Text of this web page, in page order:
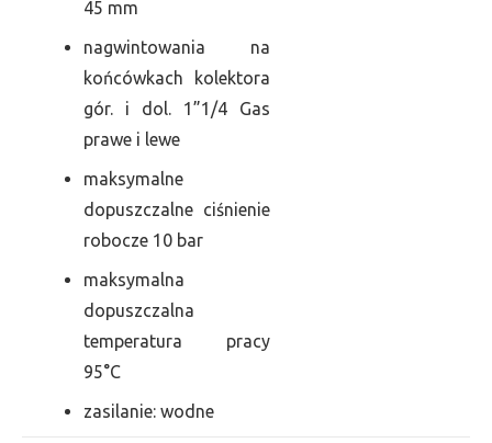
45 mm
nagwintowania na
końcówkach kolektora
gór. i dol. 1”1/4 Gas
prawe i lewe
maksymalne
dopuszczalne ciśnienie
robocze 10 bar
maksymalna
dopuszczalna
temperatura pracy
95°C
zasilanie: wodne